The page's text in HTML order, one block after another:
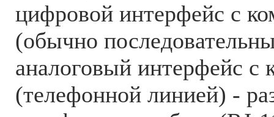
цифровой интерфейс c
(обычно
аналоговый интерфейс с
(телефонной линией) -